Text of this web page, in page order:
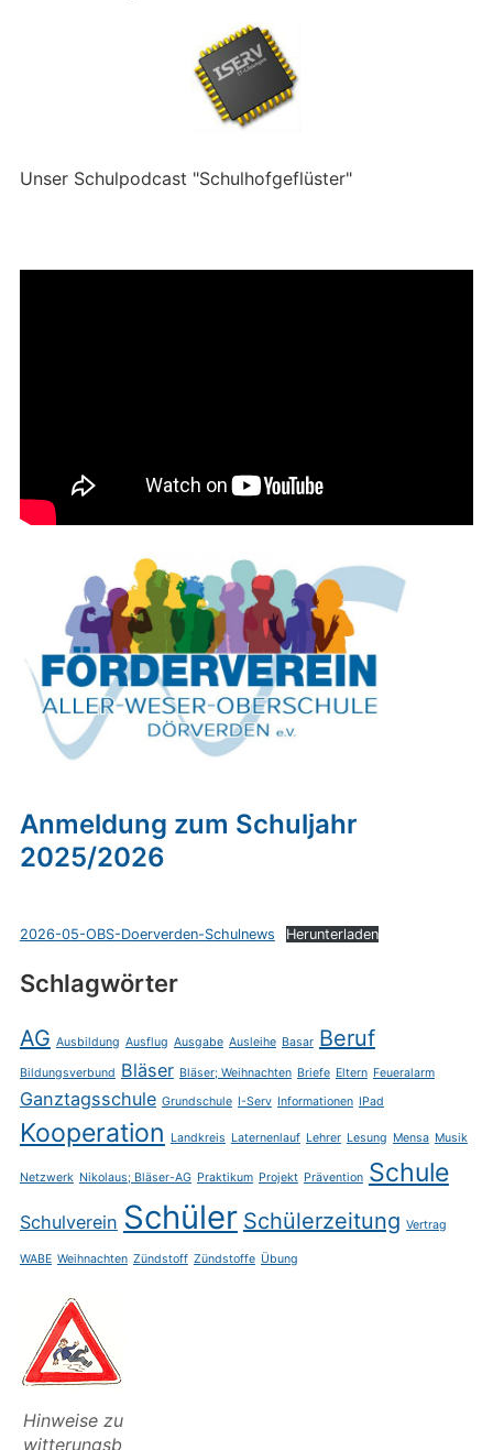
Unser Schulpodcast "Schulhofgeflüster"
Anmeldung zum Schuljahr
2025/2026
2026-05-OBS-Doerverden-Schulnews Herunterladen
Schlagwörter
AG Ausbildung Ausflug Ausgabe Ausleihe Basar Beruf
Bildungsverbund Bläser Bläser; Weihnachten Briefe Eltern Feueralarm
Ganztagsschule Grundschule I-Serv Informationen IPad
Kooperation Landkreis Laternenlauf Lehrer Lesung Mensa Musik
Netzwerk Nikolaus; Bläser-AG Praktikum Projekt Prävention Schule
Schulverein Schüler Schülerzeitung Vertrag
WABE Weihnachten Zündstoff Zündstoffe Übung
Hinweise zu
witterungsb